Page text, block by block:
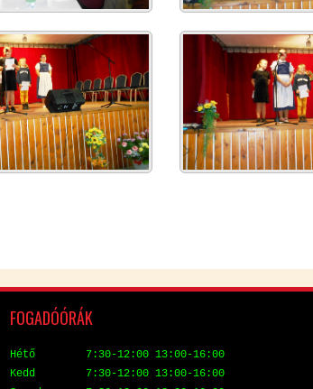
FO­GA­DÓ­ÓRÁK
Hé­tő 7:30-12:00 13:00-16:00
Kedd 7:30-12:00 13:00-16:00